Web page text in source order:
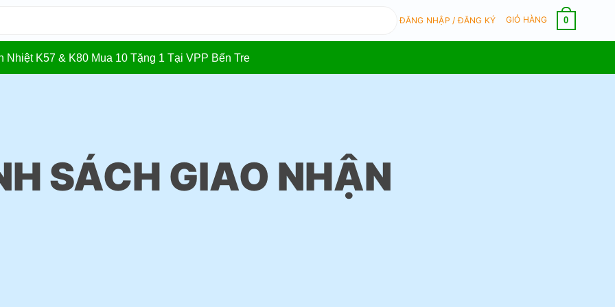
ĐĂNG NHẬP / ĐĂNG KÝ GIỎ HÀNG 0
Nhiệt K57 & K80 Mua 10 Tặng 1 Tại VPP Bến Tre
SÁCH GIAO NHẬN